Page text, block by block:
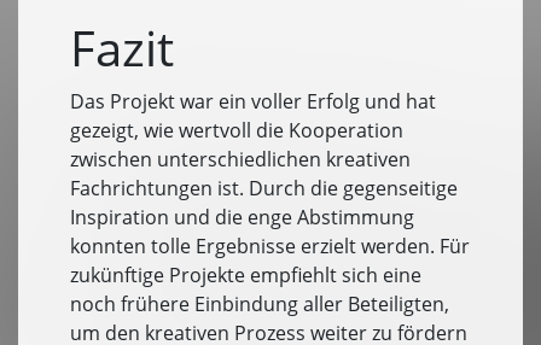
Fazit
Das Projekt war ein voller Erfolg und hat
gezeigt, wie wertvoll die Kooperation
zwischen unterschiedlichen kreativen
Fachrichtungen ist. Durch die gegenseitige
Inspiration und die enge Abstimmung
konnten tolle Ergebnisse erzielt werden. Für
zukünftige Projekte empfiehlt sich eine
noch frühere Einbindung aller Beteiligten,
um den kreativen Prozess weiter zu fördern